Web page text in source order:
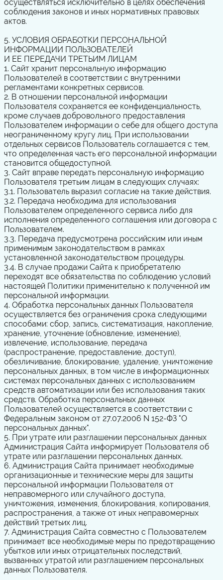
осуществляться исключительно в целях обеспечения
соблюдения законов и иных нормативных правовых
актов.
5. УСЛОВИЯ ОБРАБОТКИ ПЕРСОНАЛЬНОЙ
ИНФОРМАЦИИ ПОЛЬЗОВАТЕЛЕЙ
И ЕЕ ПЕРЕДАЧИ ТРЕТЬИМ ЛИЦАМ
1. Сайт хранит персональную информацию
Пользователей в соответствии с внутренними
регламентами конкретных сервисов.
2. В отношении персональной информации
Пользователя сохраняется ее конфиденциальность,
кроме случаев добровольного предоставления
Пользователем информации о себе для общего доступа
неограниченному кругу лиц. При использовании
отдельных сервисов Пользователь соглашается с тем,
что определенная часть его персональной информации
становится общедоступной.
3. Сайт вправе передать персональную информацию
Пользователя третьим лицам в следующих случаях:
3.1. Пользователь выразил согласие на такие действия.
3.2. Передача необходима для использования
Пользователем определенного сервиса либо для
исполнения определенного соглашения или договора с
Пользователем.
3.3. Передача предусмотрена российским или иным
применимым законодательством в рамках
установленной законодательством процедуры.
3.4. В случае продажи Сайта к приобретателю
переходят все обязательства по соблюдению условий
настоящей Политики применительно к полученной им
персональной информации.
4. Обработка персональных данных Пользователя
осуществляется без ограничения срока следующими
способами: сбор, запись, систематизация, накопление,
хранение, уточнение (обновление, изменение),
извлечение, использование, передача
(распространение, предоставление, доступ),
обезличивание, блокирование, удаление, уничтожение
персональных данных, в том числе в информационных
системах персональных данных с использованием
средств автоматизации или без использования таких
средств. Обработка персональных данных
Пользователей осуществляется в соответствии с
Федеральным законом от 27.07.2006 N 152-ФЗ "О
персональных данных".
5. При утрате или разглашении персональных данных
Администрация Сайта информирует Пользователя об
утрате или разглашении персональных данных.
6. Администрация Сайта принимает необходимые
организационные и технические меры для защиты
персональной информации Пользователя от
неправомерного или случайного доступа,
уничтожения, изменения, блокирования, копирования,
распространения, а также от иных неправомерных
действий третьих лиц.
7. Администрация Сайта совместно с Пользователем
принимает все необходимые меры по предотвращению
убытков или иных отрицательных последствий,
вызванных утратой или разглашением персональных
данных Пользователя.